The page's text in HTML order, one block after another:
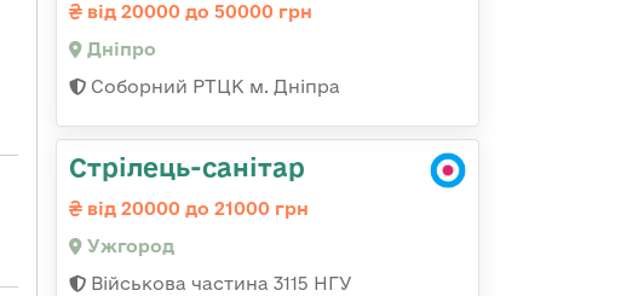
від 20000 до 50000 грн
Дніпро
Соборний РТЦК м. Дніпра
Стрілець-санітар
від 20000 до 21000 грн
Ужгород
Військова частина 3115 НГУ